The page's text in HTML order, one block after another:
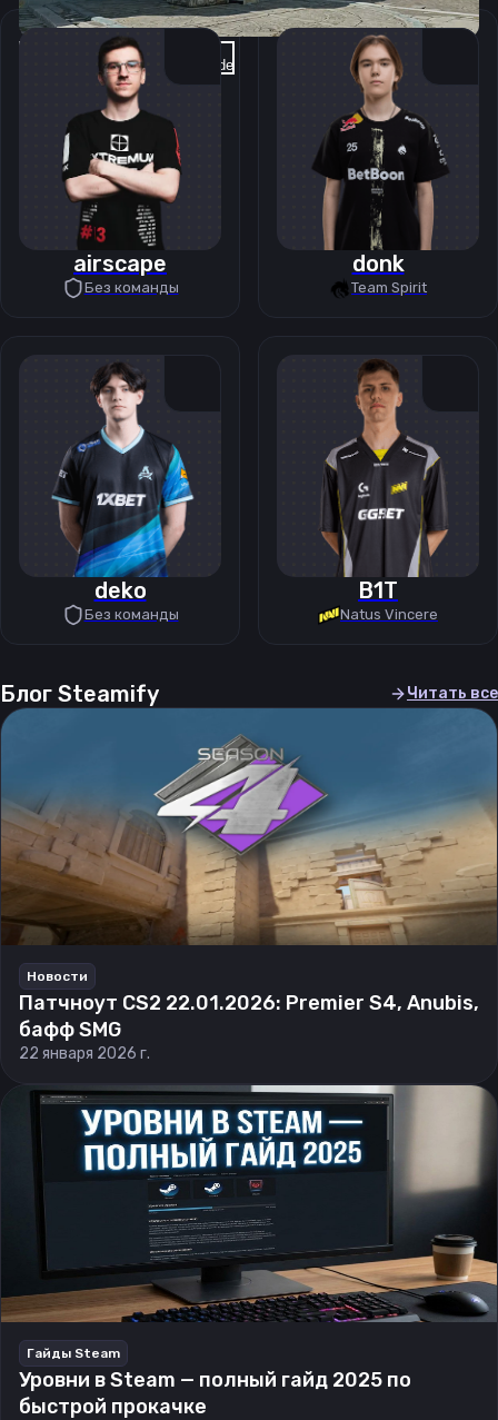
Previous slide Next slide
airscape
Без команды
donk
Team Spirit
deko
Без команды
B1T
Natus Vincere
Блог Steamify Читать все
Новости
Патчноут CS2 22.01.2026: Premier S4, Anubis,
бафф SMG
22 января 2026 г.
Гайды Steam
Уровни в Steam — полный гайд 2025 по
быстрой прокачке